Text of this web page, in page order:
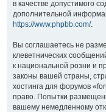
в качестве допустимого
дополнительной
https://www.phpbb.com/.
Вы соглашаетесь не
клеветнических
к национальной розни и
законы вашей страны,
хостинга для форумов
право. Попытки
вашему немедленному